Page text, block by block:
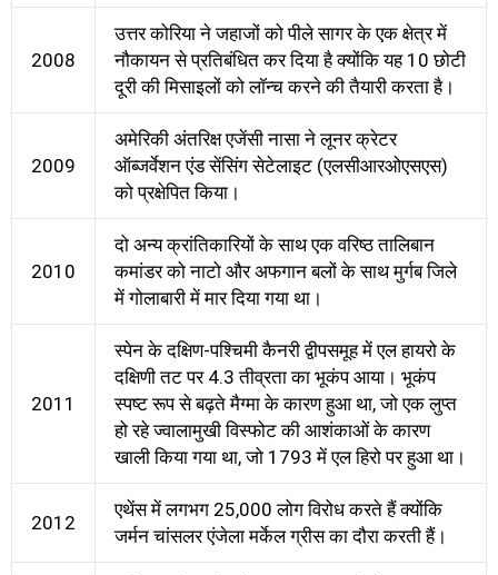
2008
उत्तर कोरिया ने जहाजों को पीले सागर के एक क्षेत्र में
नौकायन से प्रतिबंधित कर दिया है क्योंकि यह 10 छोटी
दूरी की मिसाइलों को लॉन्च करने की तैयारी करता है।
2009
अमेरिकी अंतरिक्ष एजेंसी नासा ने लूनर क्रेटर
ऑब्जर्वेशन एंड सेंसिंग सेटेलाइट (एलसीआरओएसएस)
को प्रक्षेपित किया।
2010
दो अन्य क्रांतिकारियों के साथ एक वरिष्ठ तालिबान
कमांडर को नाटो और अफगान बलों के साथ मुर्गब जिले
में गोलाबारी में मार दिया गया था।
2011
स्पेन के दक्षिण-पश्चिमी कैनरी द्वीपसमूह में एल हायरो के
दक्षिणी तट पर 4.3 तीव्रता का भूकंप आया। भूकंप
स्पष्ट रूप से बढ़ते मैग्मा के कारण हुआ था, जो एक लुप्त
हो रहे ज्वालामुखी विस्फोट की आशंकाओं के कारण
खाली किया गया था, जो 1793 में एल हिरो पर हुआ था।
2012
एथेंस में लगभग 25,000 लोग विरोध करते हैं क्योंकि
जर्मन चांसलर एंजेला मर्केल ग्रीस का दौरा करती हैं।